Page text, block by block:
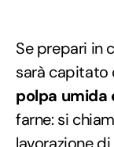
Se prepari in
sarà capitato
polpa
farne: si
lavorazione